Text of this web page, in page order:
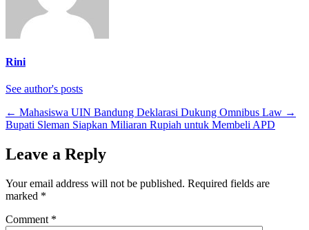
Rini
See author's posts
← Mahasiswa UIN Bandung Deklarasi Dukung Omnibus Law →
Bupati Sleman Siapkan Miliaran Rupiah untuk Membeli APD
Leave a Reply
Your email address will not be published. Required fields are
marked *
Comment *